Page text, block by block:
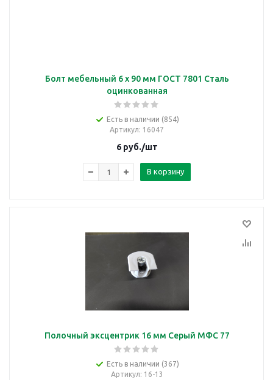
Болт мебельный 6 х 90 мм ГОСТ 7801 Сталь
оцинкованная
Есть в наличии (854)
Артикул: 16047
6руб./шт
В корзину
Полочный эксцентрик 16 мм Серый МФС 77
Есть в наличии (367)
Артикул: 16-13